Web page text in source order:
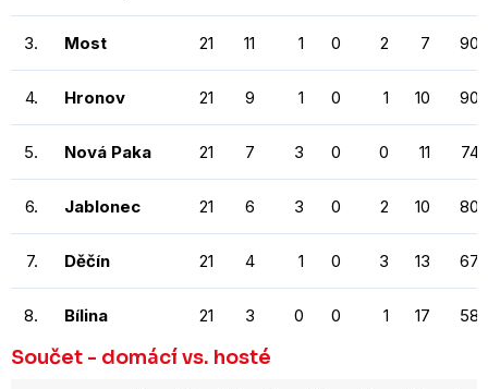
3. Most 21 11 1 0 2 7 90
4. Hronov 21 9 1 0 1 10 90
5. Nová Paka 21 7 3 0 0 11 74
6. Jablonec 21 6 3 0 2 10 80
7. Děčín 21 4 1 0 3 13 67
8. Bílina 21 3 0 0 1 17 58
Součet - domácí vs. hosté